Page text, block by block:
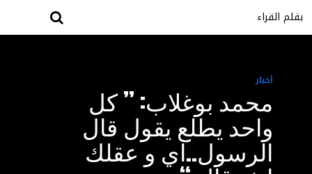
بقلم القراء
أخبار
محمد بوغلاب: ” كل
واحد يطلع يقول قال
الرسول..اي و عقلك